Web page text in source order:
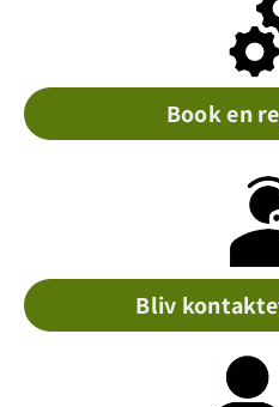
Book en
Bliv